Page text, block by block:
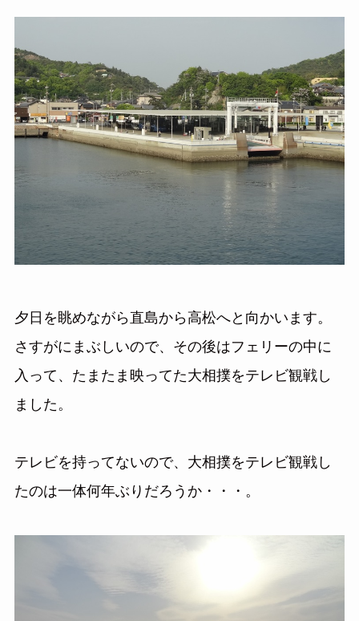
夕日を眺めながら直島から高松へと向かいます。
さすがにまぶしいので、その後はフェリーの中に
入って、たまたま映ってた大相撲をテレビ観戦し
ました。
テレビを持ってないので、大相撲をテレビ観戦し
たのは一体何年ぶりだろうか・・・。